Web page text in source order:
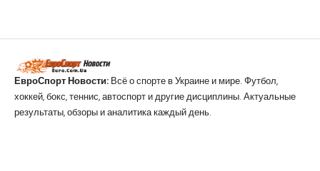
ЕвроСпорт Новости: Всё о спорте в Украине и мире. Футбол,
хоккей, бокс, теннис, автоспорт и другие дисциплины. Актуальные
результаты, обзоры и аналитика каждый день.